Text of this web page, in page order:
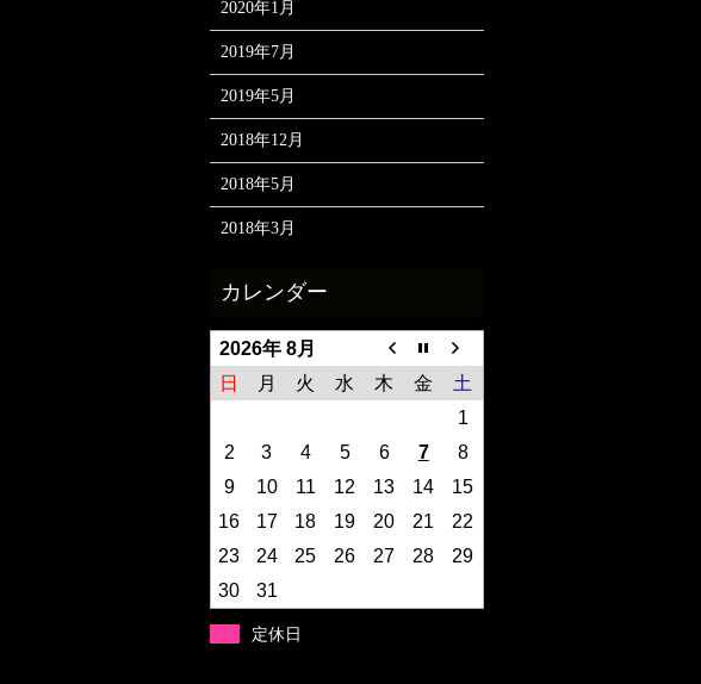
2020年1月
2019年7月
2019年5月
2018年12月
2018年5月
2018年3月
2026年 8月
日
月 火 水 木 金
土
1
2
3 4 5 6 7
8
9
10 11 12 13 14
15
16
17 18 19 20 21
22
23
24 25 26 27 28
29
30
31
定休日